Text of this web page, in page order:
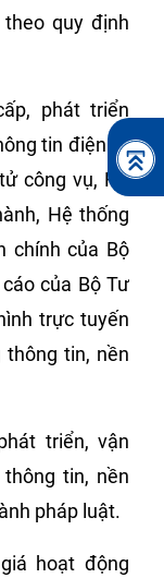
quy định
phát triển
tin điện tử
công vụ, Hệ
Hệ thống
chính của Bộ
của Bộ Tư
trực tuyến
thông tin, nền
triển, vận
tin, nền
pháp luật.
hoạt động